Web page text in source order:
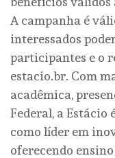
A campanha é
interessados
participantes e o
estacio.br. Com
acadêmica,
Federal, a
como líder em
oferecendo